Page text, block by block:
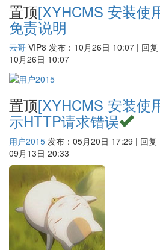
置顶[XYHCMS 安装使
免责说明
云哥 VIP8 发布：10月26日 10:07 | 回复
10月26日 10:07
置顶[XYHCMS 安装使
示HTTP请求错误
用户2015 发布：05月20日 17:29 | 回复
09月13日 20:33